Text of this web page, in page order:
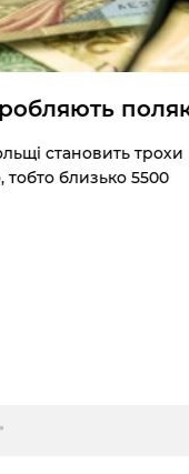
поляки
становить трохи
близько 5500